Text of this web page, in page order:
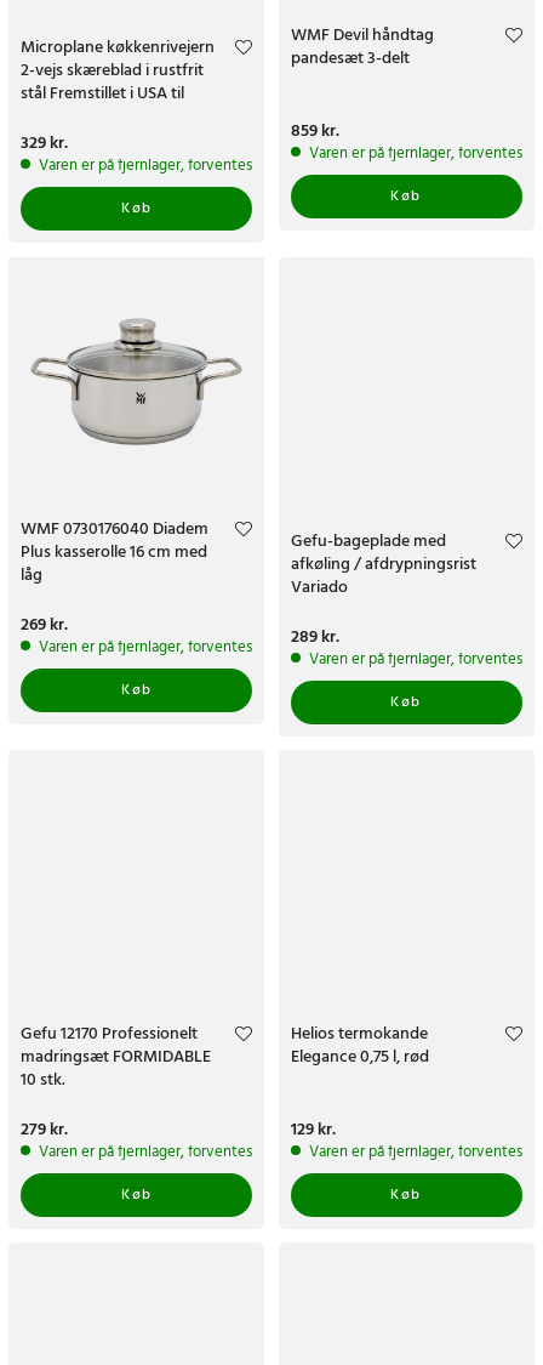
Microplane køkkenrivejern
2-vejs skæreblad i rustfrit
stål Fremstillet i USA til
Pris:329 kr.
329 kr.
Varen er på fjernlager, forventes at blive sendt inden for 5-7 hverdage
Køb
WMF Devil håndtag
pandesæt 3-delt
Pris:859 kr.
859 kr.
Varen er på fjernlager, forventes
Køb
WMF 0730176040 Diadem
Plus kasserolle 16 cm med
låg
Pris:269 kr.
269 kr.
Varen er på fjernlager, forventes at blive sendt inden for 5-7 hverdage
Køb
Gefu-bageplade med
afkøling / afdrypningsrist
Variado
Pris:289 kr.
289 kr.
Varen er på fjernlager, forventes
Køb
Gefu 12170 Professionelt
madringsæt FORMIDABLE
10 stk.
Pris:279 kr.
279 kr.
Varen er på fjernlager, forventes at blive sendt inden for 5-7 hverdage
Køb
Helios termokande
Elegance 0,75 l, rød
Pris:129 kr.
129 kr.
Varen er på fjernlager, forventes
Køb